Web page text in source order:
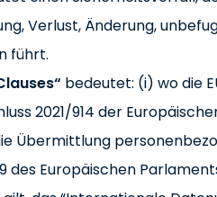
Verlust, Änderung,
führt.
bedeutet: (i) wo die
2021/914 der
Übermittlung
des Europäischen